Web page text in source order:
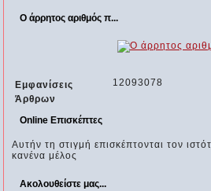
Ο άρρητος αριθμός π...
Εμφανίσεις
Άρθρων
12093078
Online Επισκέπτες
Αυτήν τη στιγμή επισκέπτονται τον
κανένα μέλος
Ακολουθείστε μας...